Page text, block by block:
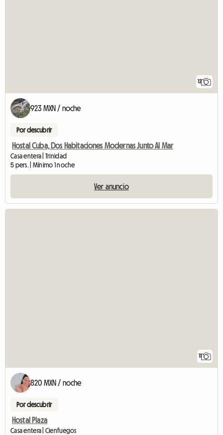
12
923 MXN / noche
Por descubrir
Hostal Cuba, Dos Habitaciones Modernas Junto Al Mar
Casa entera | Trinidad
5 pers. | Mínimo 1 noche
Ver anuncio
820 MXN / noche
Por descubrir
Hostal Plaza
Casa entera | Cienfuegos